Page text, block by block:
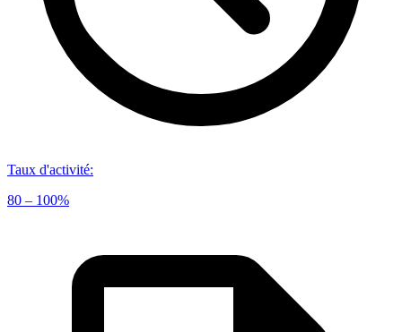
Taux d'activité:
80 – 100%